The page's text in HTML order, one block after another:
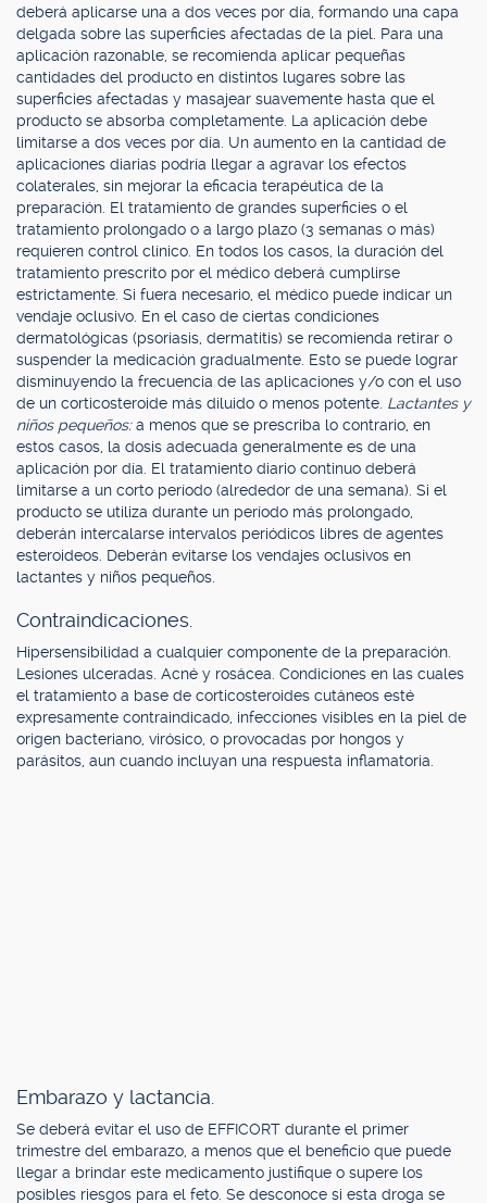
deberá aplicarse una a dos veces por día, formando una capa
delgada sobre las superficies afectadas de la piel. Para una
aplicación razonable, se recomienda aplicar pequeñas
cantidades del producto en distintos lugares sobre las
superficies afectadas y masajear suavemente hasta que el
producto se absorba completamente. La aplicación debe
limitarse a dos veces por día. Un aumento en la cantidad de
aplicaciones diarias podría llegar a agravar los efectos
colaterales, sin mejorar la eficacia terapéutica de la
preparación. El tratamiento de grandes superficies o el
tratamiento prolongado o a largo plazo (3 semanas o más)
requieren control clínico. En todos los casos, la duración del
tratamiento prescrito por el médico deberá cumplirse
estrictamente. Si fuera necesario, el médico puede indicar un
vendaje oclusivo. En el caso de ciertas condiciones
dermatológicas (psoriasis, dermatitis) se recomienda retirar o
suspender la medicación gradualmente. Esto se puede lograr
disminuyendo la frecuencia de las aplicaciones y/o con el uso
de un corticosteroide más diluido o menos potente. Lactantes y
niños pequeños:a menos que se prescriba lo contrario, en
estos casos, la dosis adecuada generalmente es de una
aplicación por día. El tratamiento diario continuo deberá
limitarse a un corto período (alrededor de una semana). Si el
producto se utiliza durante un período más prolongado,
deberán intercalarse intervalos periódicos libres de agentes
esteroideos. Deberán evitarse los vendajes oclusivos en
lactantes y niños pequeños.
Contraindicaciones.
Hipersensibilidad a cualquier componente de la preparación.
Lesiones ulceradas. Acné y rosácea. Condiciones en las cuales
el tratamiento a base de corticosteroides cutáneos esté
expresamente contraindicado, infecciones visibles en la piel de
origen bacteriano, virósico, o provocadas por hongos y
parásitos, aun cuando incluyan una respuesta inflamatoria.
Embarazo y lactancia.
Se deberá evitar el uso de EFFICORT durante el primer
trimestre del embarazo, a menos que el beneficio que puede
llegar a brindar este medicamento justifique o supere los
posibles riesgos para el feto. Se desconoce si esta droga se